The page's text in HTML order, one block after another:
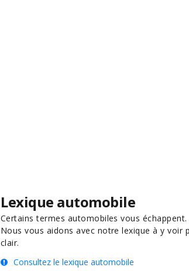
Lexique automobile
Certains termes automobiles vous échappent.
Nous vous aidons avec notre lexique à y voir
clair.
Consultez le lexique automobile